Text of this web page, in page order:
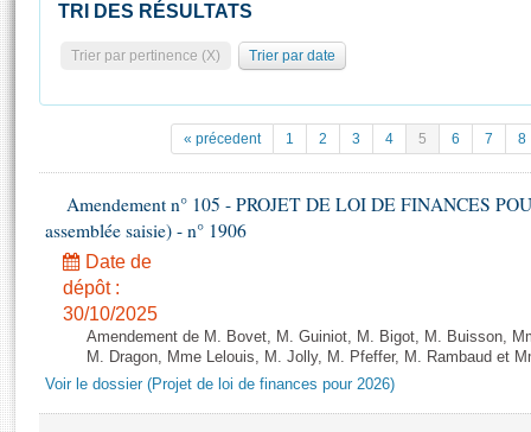
Pétitions
Projets de loi
Propositions de loi
Amendements
Textes adoptés
Rapports d'information
Rapports d'enquête
Statistiques et chiffres clés
Documents de référence
( Constitution | Règlement de l'Assemblée ... )
Juniors
Anciennes législatures
Liens vers les sites publics
La Bibliothèque
Contacts et plan d'accès
Photos libres de droit
TRI DES RÉSULTATS
Trier par pertinence (X) Trier par date
« précedent 1 2 3 4 5 6 7 8
Amendement n° 105 - PROJET DE LOI DE FINANCES
assemblée saisie) - n° 1906
Date de
dépôt :
30/10/2025
Amendement de M. Bovet, M. Guiniot, M. Bigot, M. Buisson,
M. Dragon, Mme Lelouis, M. Jolly, M. Pfeffer, M. Rambaud et
Voir le dossier (Projet de loi de finances pour 2026)